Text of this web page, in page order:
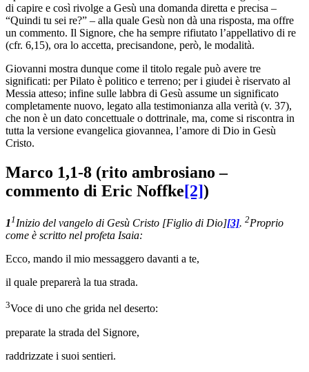
di capire e così rivolge a Gesù una domanda diretta e precisa –
“Quindi tu sei re?” – alla quale Gesù non dà una risposta, ma offre
un commento. Il Signore, che ha sempre rifiutato l’appellativo di re
(cfr. 6,15), ora lo accetta, precisandone, però, le modalità.
Giovanni mostra dunque come il titolo regale può avere tre
significati: per Pilato è politico e terreno; per i giudei è riservato al
Messia atteso; infine sulle labbra di Gesù assume un significato
completamente nuovo, legato alla testimonianza alla verità (v. 37),
che non è un dato concettuale o dottrinale, ma, come si riscontra in
tutta la versione evangelica giovannea, l’amore di Dio in Gesù
Cristo.
Marco 1,1-8 (rito ambrosiano –
commento di Eric Noffke[2])
11Inizio del vangelo di Gesù Cristo [Figlio di Dio][3]. 2Proprio
come è scritto nel profeta Isaia:
Ecco, mando il mio messaggero davanti a te,
il quale preparerà la tua strada.
3Voce di uno che grida nel deserto:
preparate la strada del Signore,
raddrizzate i suoi sentieri.